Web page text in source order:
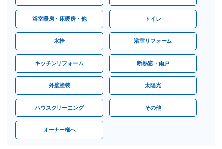
浴室暖房・床暖房・他 トイレ
水栓 浴室リフォーム
キッチンリフォーム 断熱窓・雨戸
外壁塗装 太陽光
ハウスクリーニング その他
オーナー様へ